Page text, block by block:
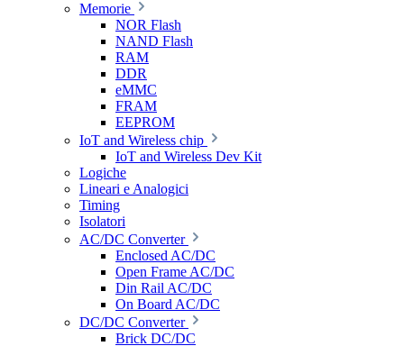
Memorie
NOR Flash
NAND Flash
RAM
DDR
eMMC
FRAM
EEPROM
IoT and Wireless chip
IoT and Wireless Dev Kit
Logiche
Lineari e Analogici
Timing
Isolatori
AC/DC Converter
Enclosed AC/DC
Open Frame AC/DC
Din Rail AC/DC
On Board AC/DC
DC/DC Converter
Brick DC/DC